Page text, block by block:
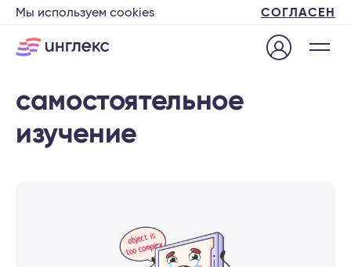
Мы используем cookies СОГЛАСЕН
самостоятельное
изучение